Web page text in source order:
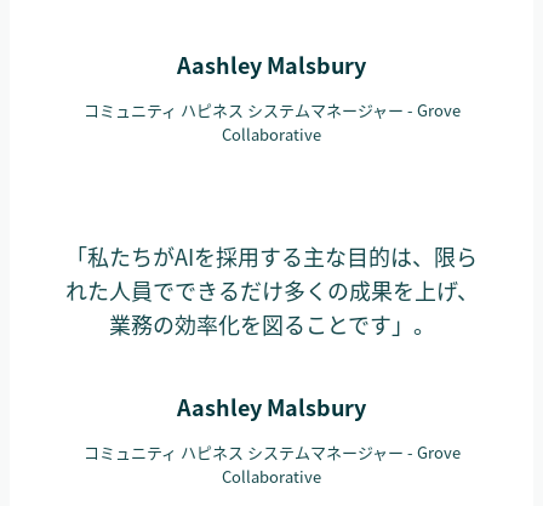
Aashley Malsbury
コミュニティ ハピネス システムマネージャー - Grove
Collaborative
「私たちがAIを採用する主な目的は、限ら
れた人員でできるだけ多くの成果を上げ、
業務の効率化を図ることです」。
Aashley Malsbury
コミュニティ ハピネス システムマネージャー - Grove
Collaborative